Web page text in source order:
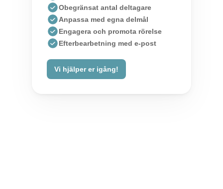
Obegränsat antal deltagare
Anpassa med egna delmål
Engagera och promota rörelse
Efterbearbetning med e-post
Vi hjälper er igång!